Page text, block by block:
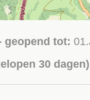
geopend tot:
30